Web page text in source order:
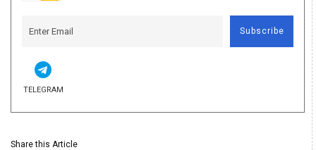
Subscribe
TELEGRAM
Share this Article